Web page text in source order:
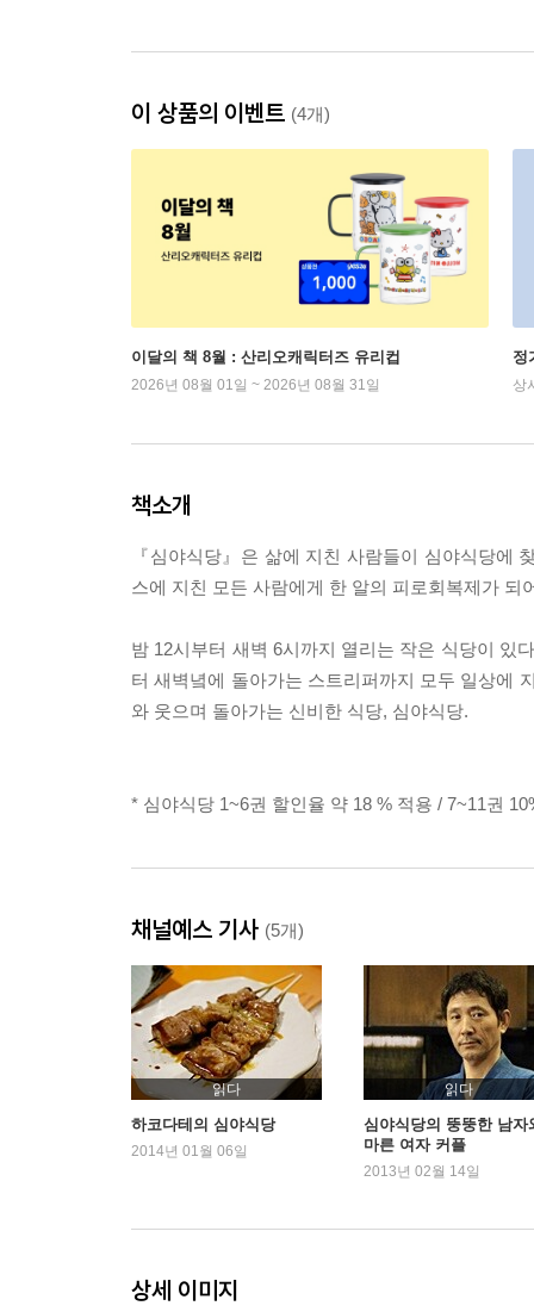
이 상품의 이벤트 (4개)
이달의 책 8월 : 산리오캐릭터즈 유리컵
2026년 08월 01일 ~ 2026년 08월 31일
정
상
책소개
『심야식당』은 삶에 지친 사람들이 심야식당에
스에 지친 모든 사람에게 한 알의 피로회복제가 되
밤 12시부터 새벽 6시까지 열리는 작은 식당이 있
터 새벽녘에 돌아가는 스트리퍼까지 모두 일상에
와 웃으며 돌아가는 신비한 식당, 심야식당.
* 심야식당 1~6권 할인율 약 18 % 적용 / 7~11권
채널예스 기사 (5개)
읽다
하코다테의 심야식당
2014년 01월 06일
읽다
심야식당의 뚱뚱한 남자
마른 여자 커플
2013년 02월 14일
상세 이미지